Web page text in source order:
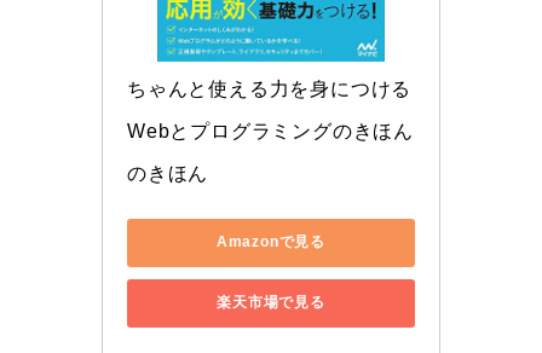
ちゃんと使える力を身につける
Webとプログラミングのきほん
のきほん
Amazonで見る
楽天市場で見る